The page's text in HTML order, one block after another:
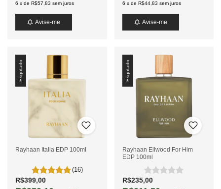
6 x de R$57,83 sem juros
Avise-me
6 x de R$44,83 sem juros
Avise-me
Esgotado
Rayhaan Italia EDP 100ml
(16)
R$399,00
Esgotado
Rayhaan Ellwood For Him
EDP 100ml
R$235,00